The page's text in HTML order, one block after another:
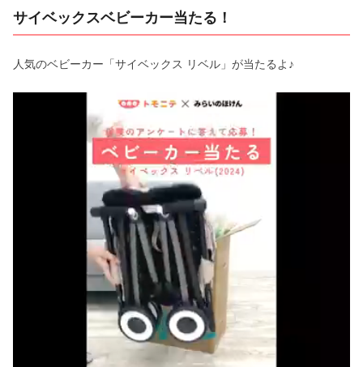
サイベックスベビーカー当たる！
人気のベビーカー「サイベックス リベル」が当たるよ♪